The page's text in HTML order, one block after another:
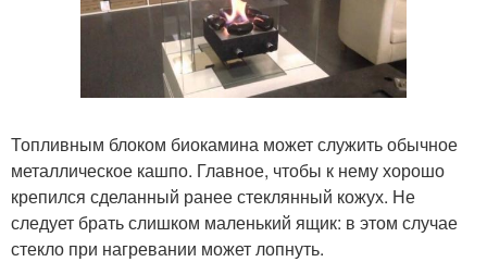
Топливным блоком биокамина может служить обычное
металлическое кашпо. Главное, чтобы к нему хорошо
крепился сделанный ранее стеклянный кожух. Не
следует брать слишком маленький ящик: в этом случае
стекло при нагревании может лопнуть.